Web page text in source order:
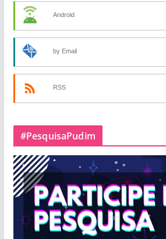
Android
by Email
RSS
#PesquisaPudim